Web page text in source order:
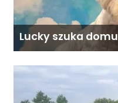
Lucky szuka domu